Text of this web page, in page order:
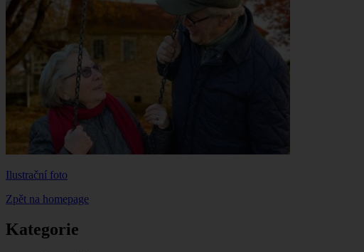
Ilustrační foto
Zpět na homepage
Kategorie